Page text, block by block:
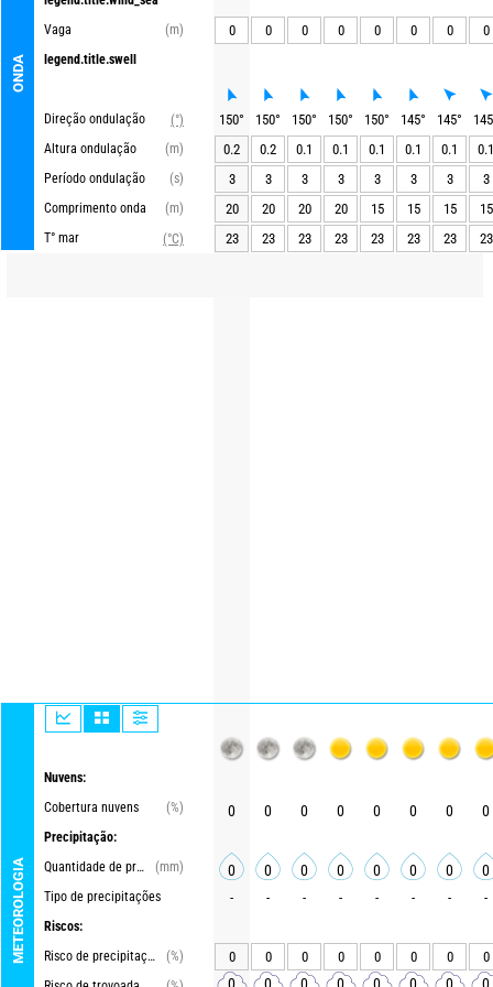
ONDA
Vaga
(m)
legend.title.swell
Direção ondulação
(°)
Altura ondulação
(m)
Período ondulação
(s)
Comprimento onda
(m)
T° mar
(°C)
METEOROLOGIA
Nuvens:
Cobertura nuvens
(%)
Precipitação:
Quantidade de precipitações
(mm)
Tipo de precipitações
Riscos:
Risco de precipitações
(%)
0 0 0 0 0 0 0 0
150° 150° 150° 150° 150° 145° 145°
145
0.2
0.2 0.1 0.1 0.1 0.1 0.1
0.1
3
3 3 3 3 3 3
3
20
20 20 20 15 15 15
15
23
23 23 23 23 23 23 23
0 0 0 0 0 0 0 0
0 0 0 0 0 0 0 0
- - - - - - - -
0 0 0 0 0 0 0 0